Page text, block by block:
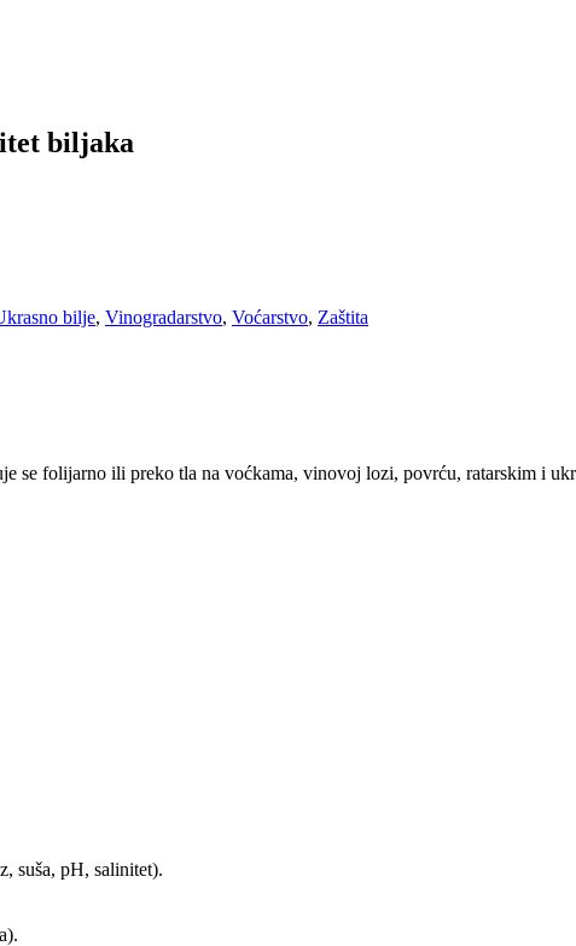
biljaka
bilje, Vinogradarstvo, Voćarstvo, Zaštita
folijarno ili preko tla na voćkama, vinovoj lozi, povrću, ratarskim i
suša, pH, salinitet).